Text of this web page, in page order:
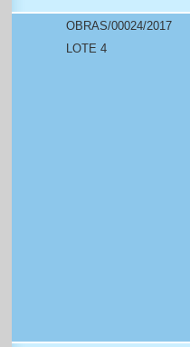
OBRAS/00024/2017
LOTE 4